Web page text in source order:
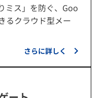
ミス」を防ぐ、Goo
るクラウド型メー
さらに詳しく